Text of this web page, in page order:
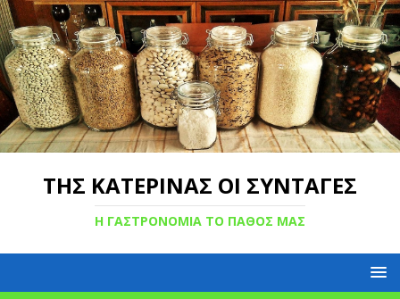
ΤΗΣ ΚΑΤΕΡΙΝΑΣ ΟΙ ΣΥΝΤΑΓΕΣ
Η ΓΑΣΤΡΟΝΟΜΙΑ ΤΟ ΠΑΘΟΣ ΜΑΣ